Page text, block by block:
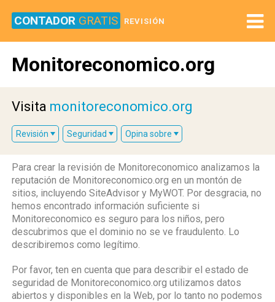
CONTADOR GRATIS REVISIÓN
Monitoreconomico.org
Visita monitoreconomico.org
Revisión Seguridad Opina sobre
Para crear la revisión de Monitoreconomico analizamos la
reputación de Monitoreconomico.org en un montón de
sitios, incluyendo SiteAdvisor y MyWOT. Por desgracia, no
hemos encontrado información suficiente si
Monitoreconomico es seguro para los niños, pero
descubrimos que el dominio no se ve fraudulento. Lo
describiremos como legítimo.
Por favor, ten en cuenta que para describir el estado de
seguridad de Monitoreconomico.org utilizamos datos
abiertos y disponibles en la Web, por lo tanto no podemos